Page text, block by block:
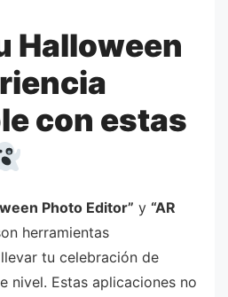
Halloween
con estas
Photo Editor” y “AR
herramientas
tu celebración de
nivel. Estas aplicaciones no